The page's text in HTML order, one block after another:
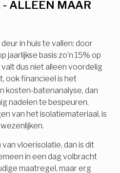
- ALLEEN MAAR
in huis te vallen: door
jaarlijkse basis zo’n 15% op
dus niet alleen voordelig
ook financieel is het
kosten-batenanalyse, dan
nadelen te bespeuren.
van het isolatiemateriaal, is
vloerisolatie, dan is dit
in een dag volbracht
maatregel, maar erg